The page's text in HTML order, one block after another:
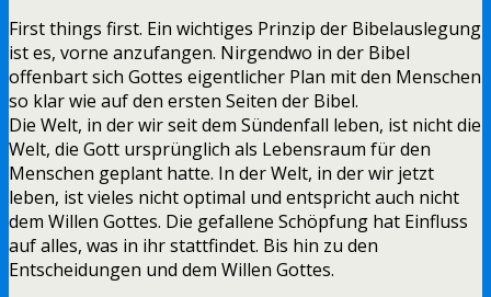
First things first. Ein wichtiges Prinzip der Bibelauslegung
ist es, vorne anzufangen. Nirgendwo in der Bibel
offenbart sich Gottes eigentlicher Plan mit den Menschen
so klar wie auf den ersten Seiten der Bibel.
Die Welt, in der wir seit dem Sündenfall leben, ist nicht die
Welt, die Gott ursprünglich als Lebensraum für den
Menschen geplant hatte. In der Welt, in der wir jetzt
leben, ist vieles nicht optimal und entspricht auch nicht
dem Willen Gottes. Die gefallene Schöpfung hat Einfluss
auf alles, was in ihr stattfindet. Bis hin zu den
Entscheidungen und dem Willen Gottes.